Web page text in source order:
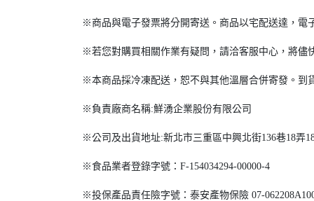
※商品與電子發票將分開寄送。商品以宅配送達，電
※若您對購買相關作業有疑問，請洽客服中心，將儘
※本商品採冷凍配送，恕不與其他溫層合併寄發。到
※負責廠商名稱:鮮湧企業股份有限公司
※公司及出貨地址:新北市三重區中興北街136巷18弄
※食品業者登錄字號：F-154034294-00000-4
※投保產品責任險字號：泰安產物保險 07-